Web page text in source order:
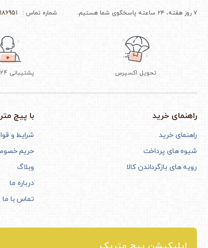
۷ روز هفته، ۲۴ ساعته پاسخگوی شما هستیم. شماره تماس : 02166964510
تحویل اکسپرس پشتیبانی 24 ساعته
راهنمای خرید
راهنمای خرید
شیوه های پرداخت
رویه های بازگرداندن کالا
با پیچ
شرایط و
حریم
وبلاگ
درباره ما
تماس با ما